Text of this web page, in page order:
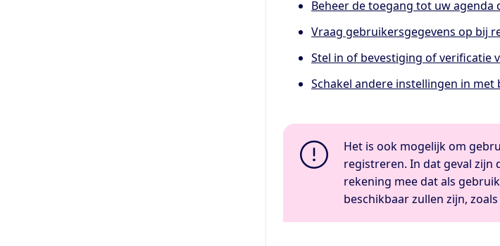
Beheer de toegang tot uw
Vraag gebruikersgegevens op bij
Stel in of bevestiging of verificatie
Schakel andere instellingen in
Het is ook mogelijk om
registreren. In dat geval zijn
rekening mee dat als
beschikbaar zullen zijn,